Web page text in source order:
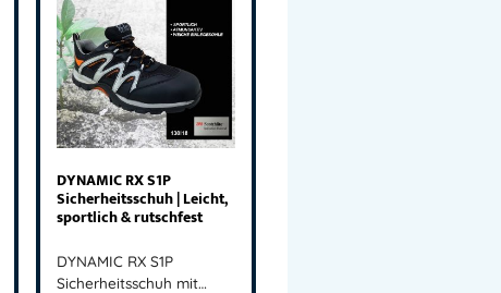
DYNAMIC RX S1P
Sicherheitsschuh | Leicht,
sportlich & rutschfest
DYNAMIC RX S1P
Sicherheitsschuh mit…